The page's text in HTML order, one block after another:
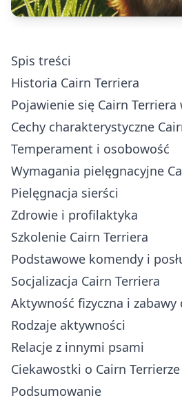
Spis treści
Historia Cairn Terriera
Pojawienie się Cairn
Cechy charakterystyczne
Temperament i osobowość
Wymagania pielęgnacyjne
Pielęgnacja sierści
Zdrowie i profilaktyka
Szkolenie Cairn Terriera
Podstawowe komendy i
Socjalizacja Cairn Terriera
Aktywność fizyczna i zabawy
Rodzaje aktywności
Relacje z innymi psami
Ciekawostki o Cairn Terrierze
Podsumowanie